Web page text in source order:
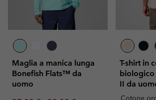
Maglia a manica lunga
Bonefish Flats™ da
uomo
T-shirt in
II da
Cotone